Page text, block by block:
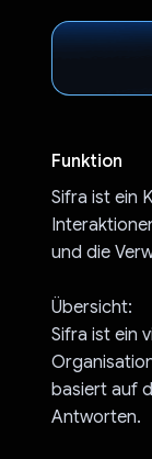
Funktion
Sifra ist ein
und die
Übersicht:
Sifra ist ein
basiert auf
Antworten.